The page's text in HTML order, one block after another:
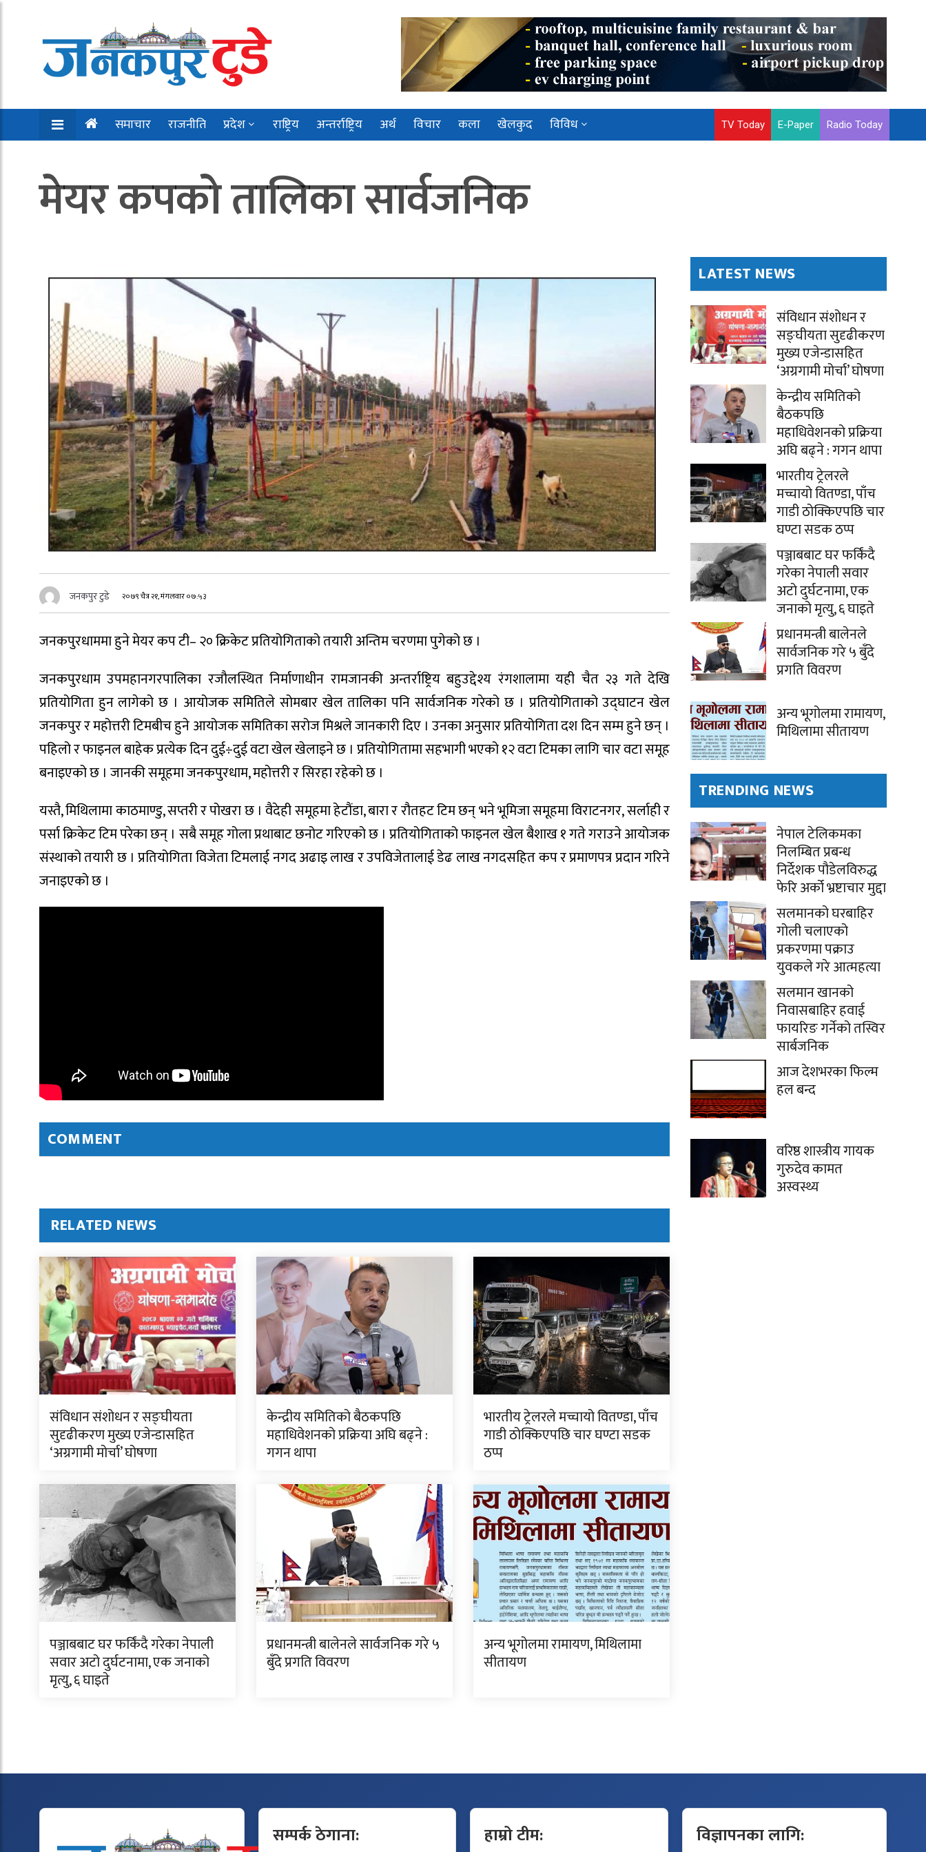
समाचार राजनीति प्रदेश राष्ट्रिय अन्तर्राष्ट्रिय अर्थ विचार कला खेलकुद विविध TV Today E-Paper Radio Today
मेयर कपको तालिका सार्वजनिक
जनकपुर टुडे २०७९ चैत्र २१, मंगलवार ०७:५३
जनकपुरधाममा हुने मेयर कप टी– २० क्रिकेट प्रतियोगिताको तयारी अन्तिम चरणमा पुगेको छ ।
जनकपुरधाम उपमहानगरपालिका रजौलस्थित निर्माणाधीन रामजानकी अन्तर्राष्ट्रिय बहुउद्देश्य रंगशालामा यही चैत २३ गते देखि
प्रतियोगिता हुन लागेको छ । आयोजक समितिले सोमबार खेल तालिका पनि सार्वजनिक गरेको छ । प्रतियोगिताको उद्घाटन खेल
जनकपुर र महोत्तरी टिमबीच हुने आयोजक समितिका सरोज मिश्रले जानकारी दिए । उनका अनुसार प्रतियोगिता दश दिन सम्म हुने छन् ।
पहिलो र फाइनल बाहेक प्रत्येक दिन दुई÷दुई वटा खेल खेलाइने छ । प्रतियोगितामा सहभागी भएको १२ वटा टिमका लागि चार वटा समूह
बनाइएको छ । जानकी समूहमा जनकपुरधाम, महोत्तरी र सिरहा रहेको छ ।
यस्तै, मिथिलामा काठमाण्डु, सप्तरी र पोखरा छ । वैदेही समूहमा हेटौंडा, बारा र रौतहट टिम छन् भने भूमिजा समूहमा विराटनगर, सर्लाही र
पर्सा क्रिकेट टिम परेका छन् । सबै समूह गोला प्रथाबाट छनोट गरिएको छ । प्रतियोगिताको फाइनल खेल बैशाख १ गते गराउने आयोजक
संस्थाको तयारी छ । प्रतियोगिता विजेता टिमलाई नगद अढाइ लाख र उपविजेतालाई डेढ लाख नगदसहित कप र प्रमाणपत्र प्रदान गरिने
जनाइएको छ ।
COMMENT
RELATED NEWS
संविधान संशोधन र सङ्घीयता
सुदृढीकरण मुख्य एजेन्डासहित
‘अग्रगामी मोर्चा’ घोषणा
केन्द्रीय समितिको बैठकपछि
महाधिवेशनको प्रक्रिया अघि बढ्ने :
गगन थापा
भारतीय ट्रेलरले मच्चायो वितण्डा, पाँच
गाडी ठोक्किएपछि चार घण्टा सडक
ठप्प
पञ्जाबबाट घर फर्किंदै गरेका नेपाली
सवार अटो दुर्घटनामा, एक जनाको
मृत्यु, ६ घाइते
प्रधानमन्त्री बालेनले सार्वजनिक गरे ५
बुँदे प्रगति विवरण
अन्य भूगोलमा रामायण, मिथिलामा
सीतायण
LATEST NEWS
संविधान संशोधन र
सङ्घीयता सुदृढीकरण
मुख्य एजेन्डासहित
‘अग्रगामी मोर्चा’ घोषणा
केन्द्रीय समितिको
बैठकपछि
महाधिवेशनको प्रक्रिया
अघि बढ्ने : गगन थापा
भारतीय ट्रेलरले
मच्चायो वितण्डा, पाँच
गाडी ठोक्किएपछि चार
घण्टा सडक ठप्प
पञ्जाबबाट घर फर्किंदै
गरेका नेपाली सवार
अटो दुर्घटनामा, एक
जनाको मृत्यु, ६ घाइते
प्रधानमन्त्री बालेनले
सार्वजनिक गरे ५ बुँदे
प्रगति विवरण
अन्य भूगोलमा रामायण,
मिथिलामा सीतायण
TRENDING NEWS
नेपाल टेलिकमका
निलम्बित प्रबन्ध
निर्देशक पौडेलविरुद्ध
फेरि अर्को भ्रष्टाचार मुद्दा
सलमानको घरबाहिर
गोली चलाएको
प्रकरणमा पक्राउ
युवकले गरे आत्महत्या
सलमान खानको
निवासबाहिर हवाई
फायरिङ गर्नेको तस्विर
सार्बजनिक
आज देशभरका फिल्म
हल बन्द
वरिष्ठ शास्त्रीय गायक
गुरुदेव कामत
अस्वस्थ्य
सम्पर्क ठेगाना: हाम्रो टीम: विज्ञापनका लागि: